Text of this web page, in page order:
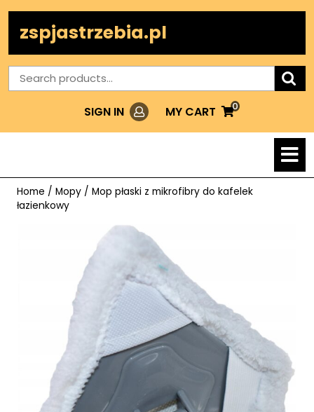
contentzspjastrzebia.pl
Search
for:
SIGN IN LoginMY CART
MY
0
Home / Mopy / Mop płaski z mikrofibry do kafelek
łazienkowy